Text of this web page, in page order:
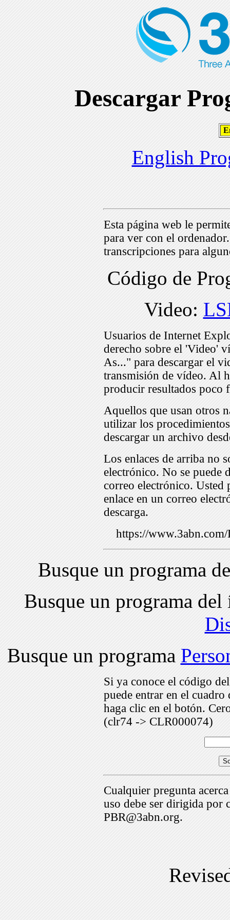
Descargar
English
Esta página web le
para ver con el
transcripciones para
Código de
Video:
Usuarios de Internet
derecho sobre el 'Video'
As..." para descargar el
transmisión de vídeo. Al
producir resultados poco
Aquellos que usan otros
utilizar los
descargar un archivo
Los enlaces de arriba no
electrónico. No se puede
correo electrónico. Usted
enlace en un correo
descarga.
https://
Busque un programa
Busque un programa
Busque un programa
Si ya conoce el código
puede entrar en el
haga clic en el botón.
(clr74 -> CLR000074)
Cualquier pregunta
uso debe ser dirigida por
PBR@3abn.org.